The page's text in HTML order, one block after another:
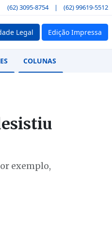
(62) 3095-8754 | (62) 99619-5512
Legal Edição Impressa
COLUNAS
exemplo,